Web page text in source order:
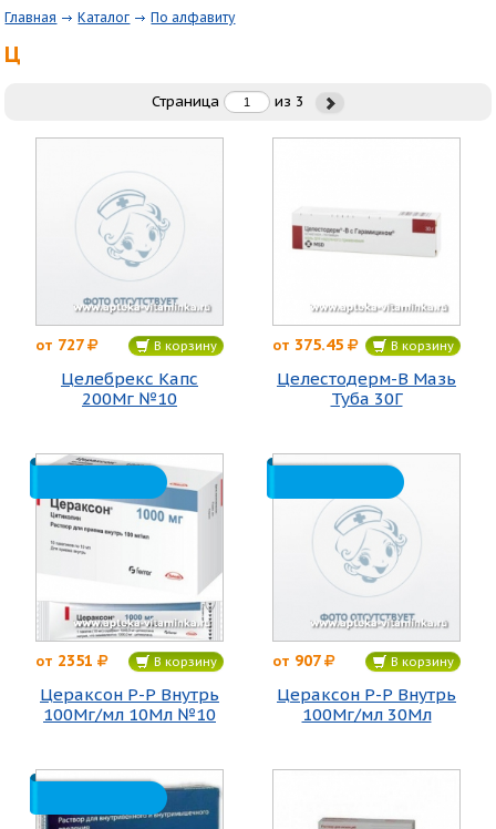
Главная Каталог По алфавиту
Ц
Страница из 3
от 727 В корзину
Целебрекс Капс
200Мг №10
от 375.45 В корзину
Целестодерм-В Мазь
Туба 30Г
от 2351 В корзину
Цераксон Р-Р Внутрь
100Мг/мл 10Мл №10
от 907 В корзину
Цераксон Р-Р Внутрь
100Мг/мл 30Мл